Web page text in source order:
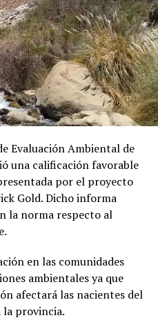
Evaluación Ambiental de
una calificación favorable
por el proyecto
Gold. Dicho informa
la norma respecto al
en las comunidades
ambientales ya que
afectará las nacientes del
provincia.